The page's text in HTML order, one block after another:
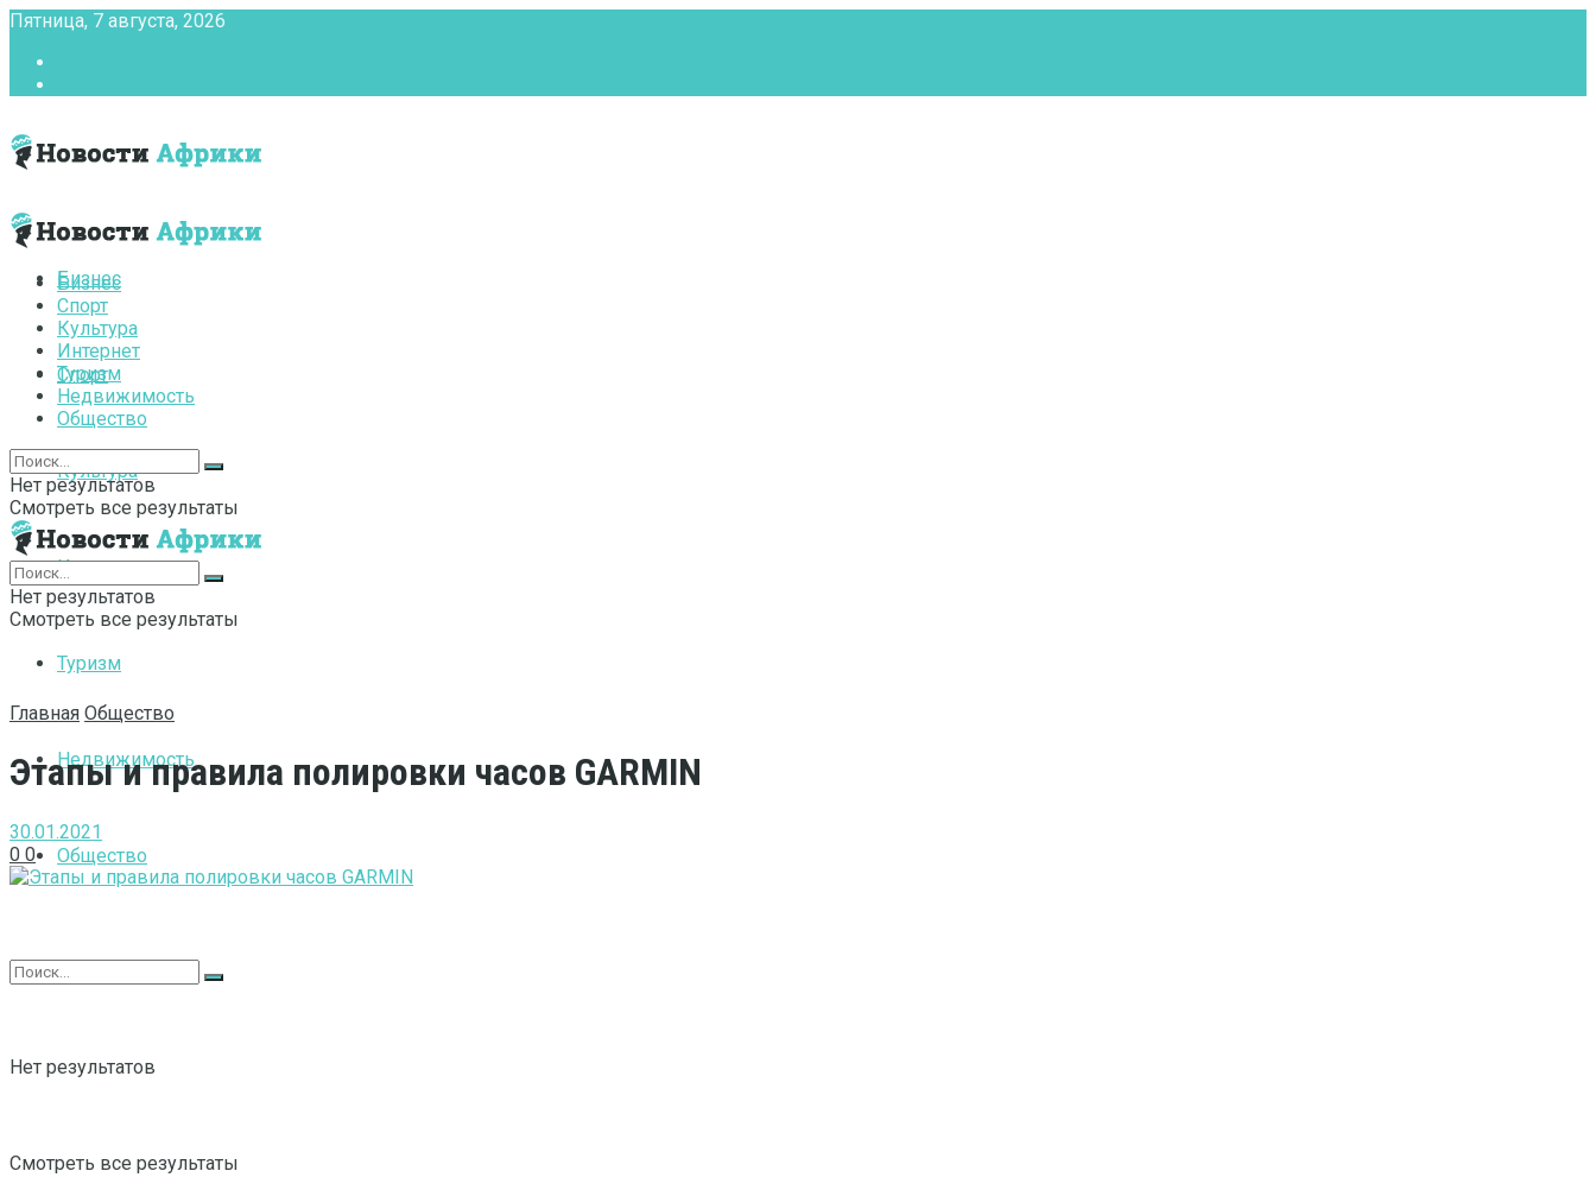
Пятница, 7 августа, 2026
Бизнес
Спорт
Культура
Интернет
Туризм
Недвижимость
Общество
Нет результатов
Смотреть все результаты
Бизнес
Спорт
Культура
Интернет
Туризм
Недвижимость
Общество
Нет результатов
Смотреть все результаты
Нет результатов
Смотреть все результаты
Главная Общество
Этапы и правила полировки часов GARMIN
30.01.2021
0 0